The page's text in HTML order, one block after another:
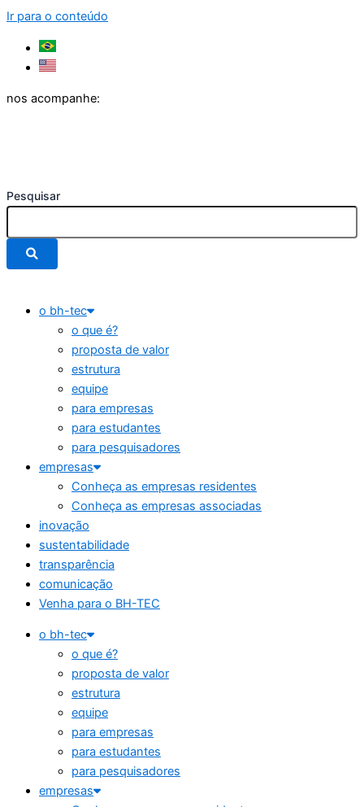
Ir para o conteúdo
nos acompanhe:
Pesquisar
o bh-tec
o que é?
proposta de valor
estrutura
equipe
para empresas
para estudantes
para pesquisadores
empresas
Conheça as empresas residentes
Conheça as empresas associadas
inovação
sustentabilidade
transparência
comunicação
Venha para o BH-TEC
o bh-tec
o que é?
proposta de valor
estrutura
equipe
para empresas
para estudantes
para pesquisadores
empresas